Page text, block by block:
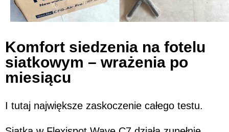
Komfort siedzenia na fotelu
siatkowym – wrażenia po
miesiącu
I tutaj największe zaskoczenie całego testu.